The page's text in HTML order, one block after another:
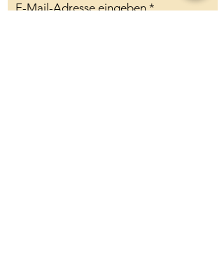
E-Mail-Adresse eingeben